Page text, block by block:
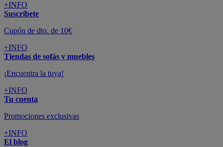
+INFO
Suscríbete
Cupón de dto. de 10€
+INFO
Tiendas de sofás y muebles
¡Encuentra la tuya!
+INFO
Tu cuenta
Promociones exclusivas
+INFO
El blog